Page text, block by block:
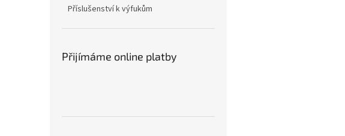
Příslušenství k výfukům
Přijímáme online platby